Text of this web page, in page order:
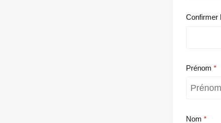
Confirmer
Prénom
Nom